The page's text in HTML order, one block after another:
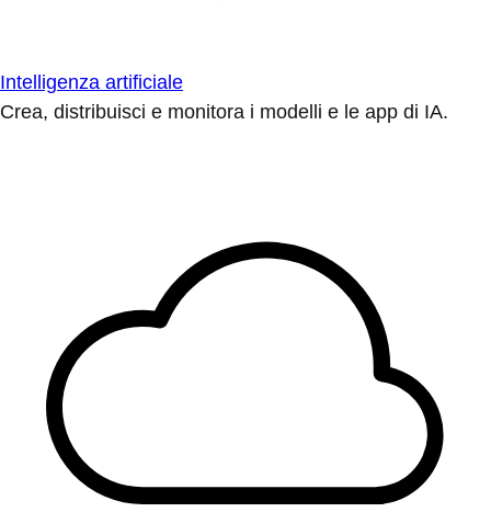
Intelligenza artificiale
Crea, distribuisci e monitora i modelli e le app di IA.